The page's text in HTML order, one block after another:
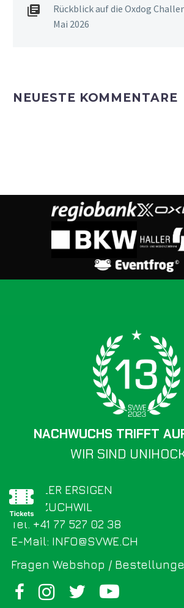
Rückblick auf die Oxdog
Mai 2026
NEUESTE KOMMENTARE
SV WILER ERSIGEN
Fragen Webshop /
4528 ZUCHWIL
Tel. +41 77 527 02 38
E-Mail: INFO@SVWE.CH
WIR SIND
NACHWUCHS TRIFFT